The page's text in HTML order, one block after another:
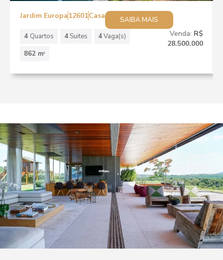
Jardim Europa 12601Casa
SAIBA MAIS
4 Quartos 4 Suites 4Vaga(s)
862 m2
Venda: R$
28.500.000